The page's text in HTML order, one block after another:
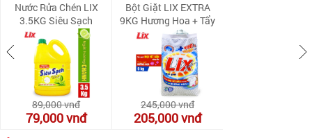
Nước Rửa Chén LIX
3.5KG Siêu Sạch
Hương Chanh - NS351
89,000vnđ
79,000vnđ
Bột Giặt LIX EXTRA
9KG Hương Hoa + Tẩy
Sạch Cực Mạnh Vết
Bẩn - EB010
245,000vnđ
205,000vnđ